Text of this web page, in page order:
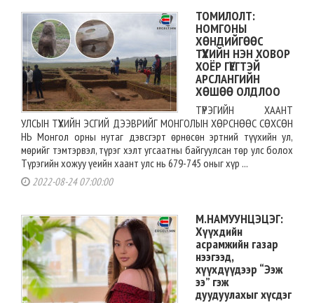
ТОМИЛОЛТ:
НОМГОНЫ
ХӨНДИЙГӨӨС
ТҮҮХИЙН НЭН ХОВОР
ХОЁР ГҮЕГТЭЙ
АРСЛАНГИЙН
ХӨШӨӨ ОЛДЛОО
ТҮРЭГИЙН ХААНТ
УЛСЫН ТҮҮХИЙН ЭСГИЙ ДЭЭВРИЙГ МОНГОЛЫН ХӨРСНӨӨС СӨХСӨН
НЬ Монгол орны нутаг дэвсгэрт өрнөсөн эртний түүхийн ул,
мөрийг тэмтэрвэл, түрэг хэлт угсаатны байгуулсан төр улс болох
Түрэгийн хожуу үеийн хаант улс нь 679-745 оныг хүр ...
2022-08-24 07:00:00
М.НАМУУНЦЭЦЭГ:
Хүүхдийн
асрамжийн газар
нээгээд,
хүүхдүүдээр “Ээж
ээ” гэж
дуудуулахыг хүсдэг